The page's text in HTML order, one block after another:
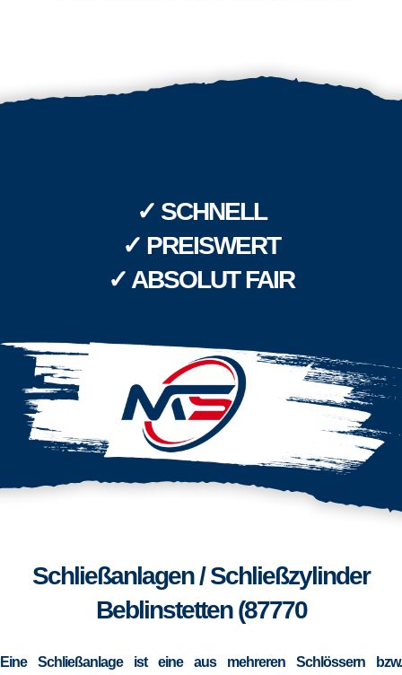
✓ SCHNELL
✓ PREISWERT
✓ ABSOLUT FAIR
Schließanlagen / Schließzylinder
Beblinstetten (87770
Eine Schließanlage ist eine aus mehreren Schlössern bzw.